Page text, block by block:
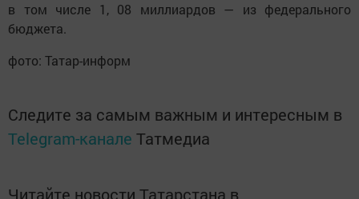
в том числе 1, 08 миллиардов — из федерального
бюджета.
фото: Татар-информ
Следите за самым важным и интересным в
Telegram-канале Татмедиа
Читайте новости Татарстана в